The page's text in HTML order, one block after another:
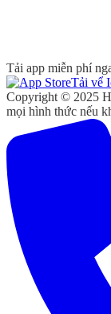
Tải app miễn phí
Tải vể
Copyright © 2025
mọi hình thức nếu